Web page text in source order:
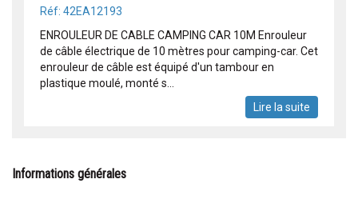
Réf: 42EA12193
ENROULEUR DE CABLE CAMPING CAR 10M Enrouleur
de câble électrique de 10 mètres pour camping-car. Cet
enrouleur de câble est équipé d'un tambour en
plastique moulé, monté s...
Lire la suite
Informations générales